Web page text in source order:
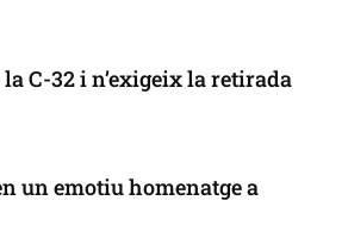
C-32 i n’exigeix la retirada
un emotiu homenatge a